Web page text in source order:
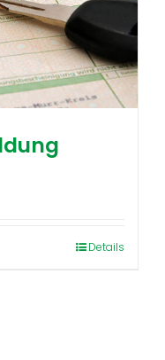
Details